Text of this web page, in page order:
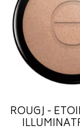
ROUGJ -